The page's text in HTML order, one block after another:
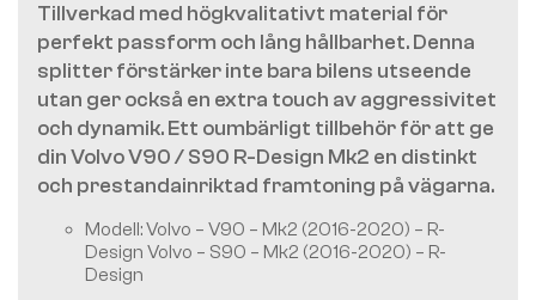
Tillverkad med högkvalitativt material för
perfekt passform och lång hållbarhet. Denna
splitter förstärker inte bara bilens utseende
utan ger också en extra touch av aggressivitet
och dynamik. Ett oumbärligt tillbehör för att ge
din Volvo V90 / S90 R-Design Mk2 en distinkt
och prestandainriktad framtoning på vägarna.
Modell: Volvo – V90 – Mk2 (2016-2020) – R-
Design Volvo – S90 – Mk2 (2016-2020) – R-
Design